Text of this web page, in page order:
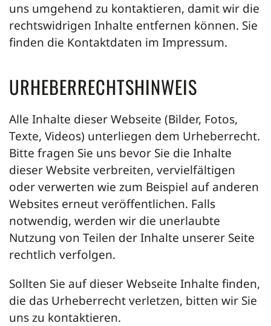
uns umgehend zu kontaktieren, damit wir die
rechtswidrigen Inhalte entfernen können. Sie
finden die Kontaktdaten im Impressum.
URHEBERRECHTSHINWEIS
Alle Inhalte dieser Webseite (Bilder, Fotos,
Texte, Videos) unterliegen dem Urheberrecht.
Bitte fragen Sie uns bevor Sie die Inhalte
dieser Website verbreiten, vervielfältigen
oder verwerten wie zum Beispiel auf anderen
Websites erneut veröffentlichen. Falls
notwendig, werden wir die unerlaubte
Nutzung von Teilen der Inhalte unserer Seite
rechtlich verfolgen.
Sollten Sie auf dieser Webseite Inhalte finden,
die das Urheberrecht verletzen, bitten wir Sie
uns zu kontaktieren.